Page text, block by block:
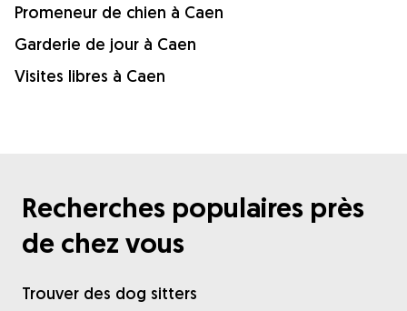
Promeneur de chien à Caen
Garderie de jour à Caen
Visites libres à Caen
Recherches populaires près
de chez vous
Trouver des dog sitters